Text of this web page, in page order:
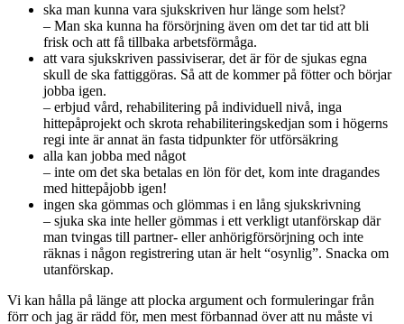
ska man kunna vara sjukskriven hur länge som helst?
– Man ska kunna ha försörjning även om det tar tid att bli
frisk och att få tillbaka arbetsförmåga.
att vara sjukskriven passiviserar, det är för de sjukas egna
skull de ska fattiggöras. Så att de kommer på fötter och börjar
jobba igen.
– erbjud vård, rehabilitering på individuell nivå, inga
hittepåprojekt och skrota rehabiliteringskedjan som i högerns
regi inte är annat än fasta tidpunkter för utförsäkring
alla kan jobba med något
– inte om det ska betalas en lön för det, kom inte dragandes
med hittepåjobb igen!
ingen ska gömmas och glömmas i en lång sjukskrivning
– sjuka ska inte heller gömmas i ett verkligt utanförskap där
man tvingas till partner- eller anhörigförsörjning och inte
räknas i någon registrering utan är helt “osynlig”. Snacka om
utanförskap.
Vi kan hålla på länge att plocka argument och formuleringar från
förr och jag är rädd för, men mest förbannad över att nu måste vi